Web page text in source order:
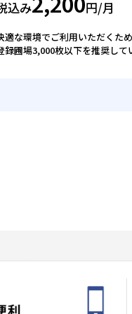
込み 円/月
適な環境でご利用いただくた
録圃場3,000枚以下を推奨して